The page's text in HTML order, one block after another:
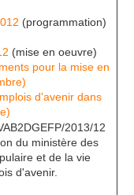
(programmation)
(mise en oeuvre)
pour la mise en
d'avenir dans
2013/12
du ministère des
et de la vie
d'avenir.